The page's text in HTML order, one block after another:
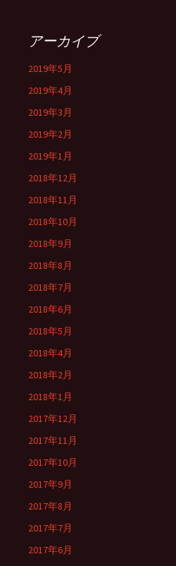
アーカイブ
2019年5月
2019年4月
2019年3月
2019年2月
2019年1月
2018年12月
2018年11月
2018年10月
2018年9月
2018年8月
2018年7月
2018年6月
2018年5月
2018年4月
2018年2月
2018年1月
2017年12月
2017年11月
2017年10月
2017年9月
2017年8月
2017年7月
2017年6月